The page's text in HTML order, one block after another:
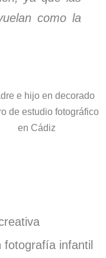
como la
fotografía infantil